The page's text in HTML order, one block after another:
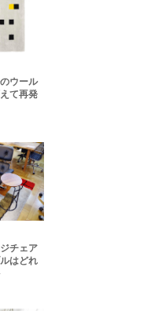
ウール
て再発
チェア
はどれ